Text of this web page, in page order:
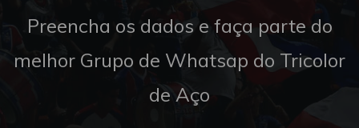
Preencha os dados e faça parte do
melhor Grupo de Whatsap do Tricolor
de Aço